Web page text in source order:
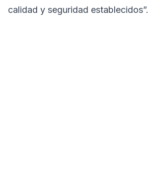
calidad y seguridad establecidos”.